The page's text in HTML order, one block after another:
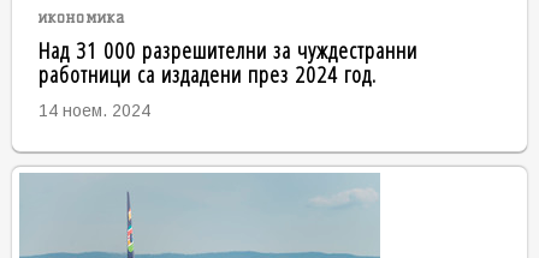
икономика
Над 31 000 разрешителни за чуждестранни
работници са издадени през 2024 год.
14 ноем. 2024